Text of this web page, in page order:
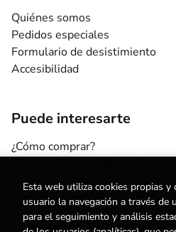
Quiénes somos
Pedidos especiales
Formulario de desistimiento
Accesibilidad
Puede interesarte
¿Cómo comprar?
Escuelas y centros
Nuestros Servicios
Noticias
Esta web utiliza cookies propias
usuario la navegación a través de
para el seguimiento y análisis